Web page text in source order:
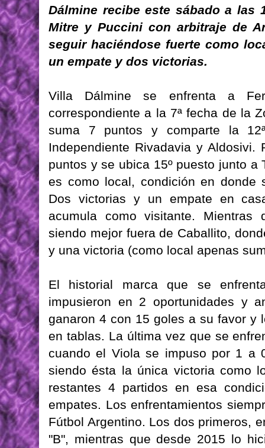
Dálmine recibe este sábado a las
Mitre y Puccini con arbitraje de
seguir haciéndose fuerte como
un empate y dos victorias.
Villa Dálmine se enfrenta a
correspondiente a la 7ª fecha de la
suma 7 puntos y comparte la
Independiente Rivadavia y
puntos y se ubica 15º puesto junto
es como local, condición en donde
Dos victorias y un empate en
acumula como visitante.
siendo mejor fuera de Caballito,
y una victoria (como local apenas
El historial marca que se
impusieron en 2 oportunidades y
ganaron 4 con 15 goles a su favor y
en tablas. La última vez que se
cuando el Viola se impuso por 1 a
siendo ésta la única victoria como
restantes 4 partidos en esa
empates. Los enfrentamientos
Fútbol Argentino. Los dos primeros,
"B", mientras que desde 2015 lo